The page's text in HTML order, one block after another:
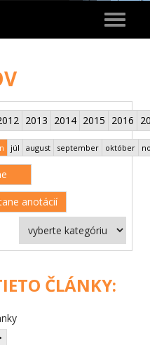
Toggle
2013 2014 2015 2016
júl august september október
anotácií
ČLÁNKY: